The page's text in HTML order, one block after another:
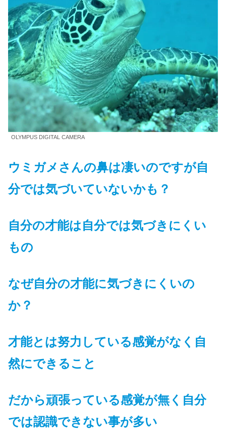
OLYMPUS DIGITAL CAMERA
ウミガメさんの鼻は凄いのですが自
分では気づいていないかも？
自分の才能は自分では気づきにくい
もの
なぜ自分の才能に気づきにくいの
か？
才能とは努力している感覚がなく自
然にできること
だから頑張っている感覚が無く自分
では認識できない事が多い